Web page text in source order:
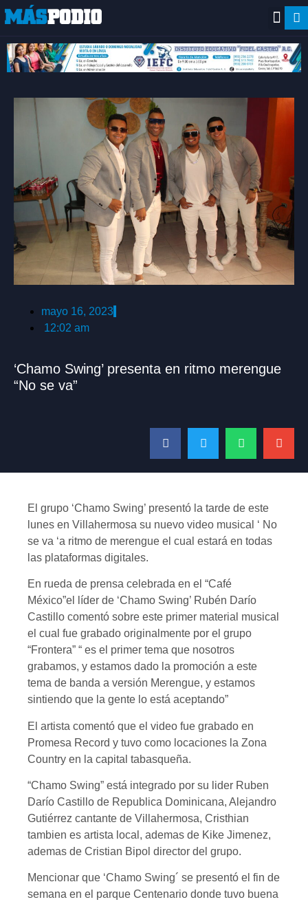
mayo 16, 2023
12:02 am
‘Chamo Swing’ presenta en ritmo merengue
“No se va”
El grupo ‘Chamo Swing’ presentó la tarde de este
lunes en Villahermosa su nuevo video musical ‘ No
se va ‘a ritmo de merengue el cual estará en todas
las plataformas digitales.
En rueda de prensa celebrada en el “Café
México”el líder de ‘Chamo Swing’ Rubén Darío
Castillo comentó sobre este primer material musical
el cual fue grabado originalmente por el grupo
“Frontera” “ es el primer tema que nosotros
grabamos, y estamos dado la promoción a este
tema de banda a versión Merengue, y estamos
sintiendo que la gente lo está aceptando”
El artista comentó que el video fue grabado en
Promesa Record y tuvo como locaciones la Zona
Country en la capital tabasqueña.
“Chamo Swing” está integrado por su lider Ruben
Darío Castillo de Republica Dominicana, Alejandro
Gutiérrez cantante de Villahermosa, Cristhian
tambien es artista local, ademas de Kike Jimenez,
ademas de Cristian Bipol director del grupo.
Mencionar que ‘Chamo Swing´ se presentó el fin de
semana en el parque Centenario donde tuvo buena